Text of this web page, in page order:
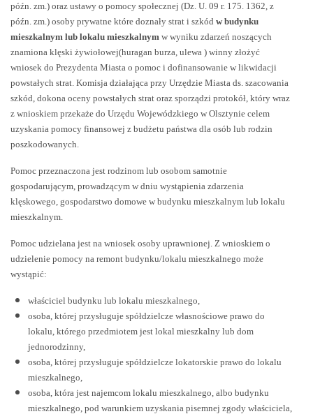
późn. zm.) oraz ustawy o pomocy społecznej (Dz. U. 09 r. 175. 1362, z
późn. zm.) osoby prywatne które doznały strat i szkód w budynku
mieszkalnym lub lokalu mieszkalnym w wyniku zdarzeń noszących
znamiona klęski żywiołowej(huragan burza, ulewa ) winny złożyć
wniosek do Prezydenta Miasta o pomoc i dofinansowanie w likwidacji
powstałych strat. Komisja działająca przy Urzędzie Miasta ds. szacowania
szkód, dokona oceny powstałych strat oraz sporządzi protokół, który wraz
z wnioskiem przekaże do Urzędu Wojewódzkiego w Olsztynie celem
uzyskania pomocy finansowej z budżetu państwa dla osób lub rodzin
poszkodowanych.
Pomoc przeznaczona jest rodzinom lub osobom samotnie
gospodarującym, prowadzącym w dniu wystąpienia zdarzenia
klęskowego, gospodarstwo domowe w budynku mieszkalnym lub lokalu
mieszkalnym.
Pomoc udzielana jest na wniosek osoby uprawnionej. Z wnioskiem o
udzielenie pomocy na remont budynku/lokalu mieszkalnego może
wystąpić:
właściciel budynku lub lokalu mieszkalnego,
osoba, której przysługuje spółdzielcze własnościowe prawo do
lokalu, którego przedmiotem jest lokal mieszkalny lub dom
jednorodzinny,
osoba, której przysługuje spółdzielcze lokatorskie prawo do lokalu
mieszkalnego,
osoba, która jest najemcom lokalu mieszkalnego, albo budynku
mieszkalnego, pod warunkiem uzyskania pisemnej zgody właściciela,